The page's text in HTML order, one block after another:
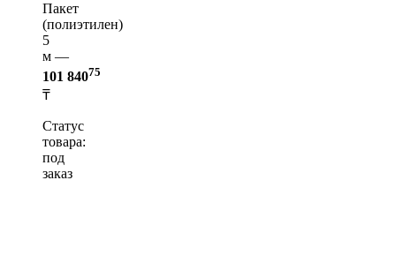
Пакет
(полиэтилен)
5
м —
101 84075
₸
Статус
товара:
под
заказ